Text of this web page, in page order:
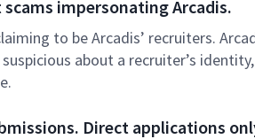
impersonating Arcadis.
to be Arcadis’ recruiters.
about a recruiter’s
Direct applications